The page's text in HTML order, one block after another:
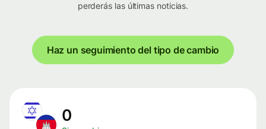
perderás las últimas noticias.
Haz un seguimiento del tipo de cambio
0